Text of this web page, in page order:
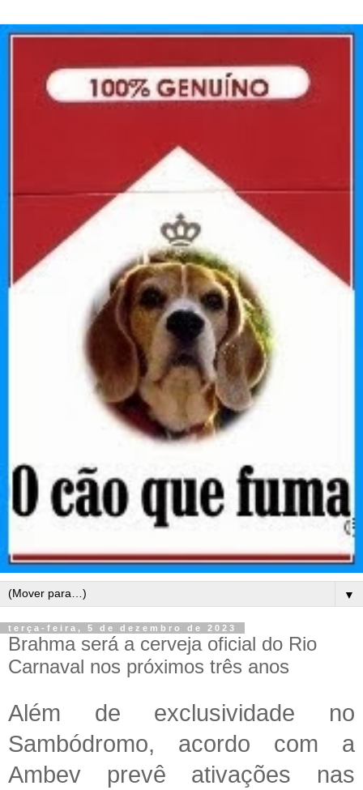
▼
terça-feira, 5 de dezembro de 2023
Brahma será a cerveja oficial do Rio
Carnaval nos próximos três anos
Além de exclusividade no
Sambódromo, acordo com a
Ambev prevê ativações nas